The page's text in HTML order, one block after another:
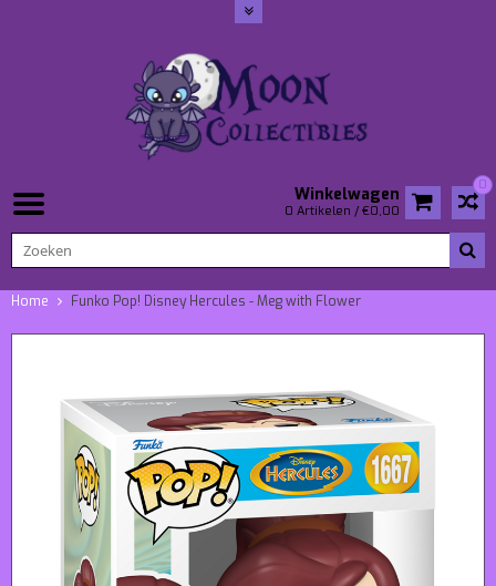
0
Winkelwagen
0 Artikelen / €0,00
Home Funko Pop! Disney Hercules - Meg with Flower